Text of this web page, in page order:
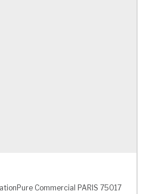
MoquetCommercial PARIS 75017